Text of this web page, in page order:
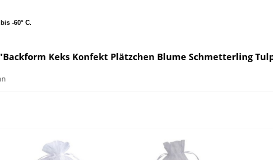
-60° C.
Keks Konfekt Plätzchen Blume Schmetterling